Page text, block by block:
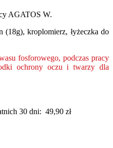
AGATOS W.
(18g), kroplomierz, łyżeczka do
fosforowego, podczas pracy
ochrony oczu i twarzy dla
30 dni: 49,90 zł